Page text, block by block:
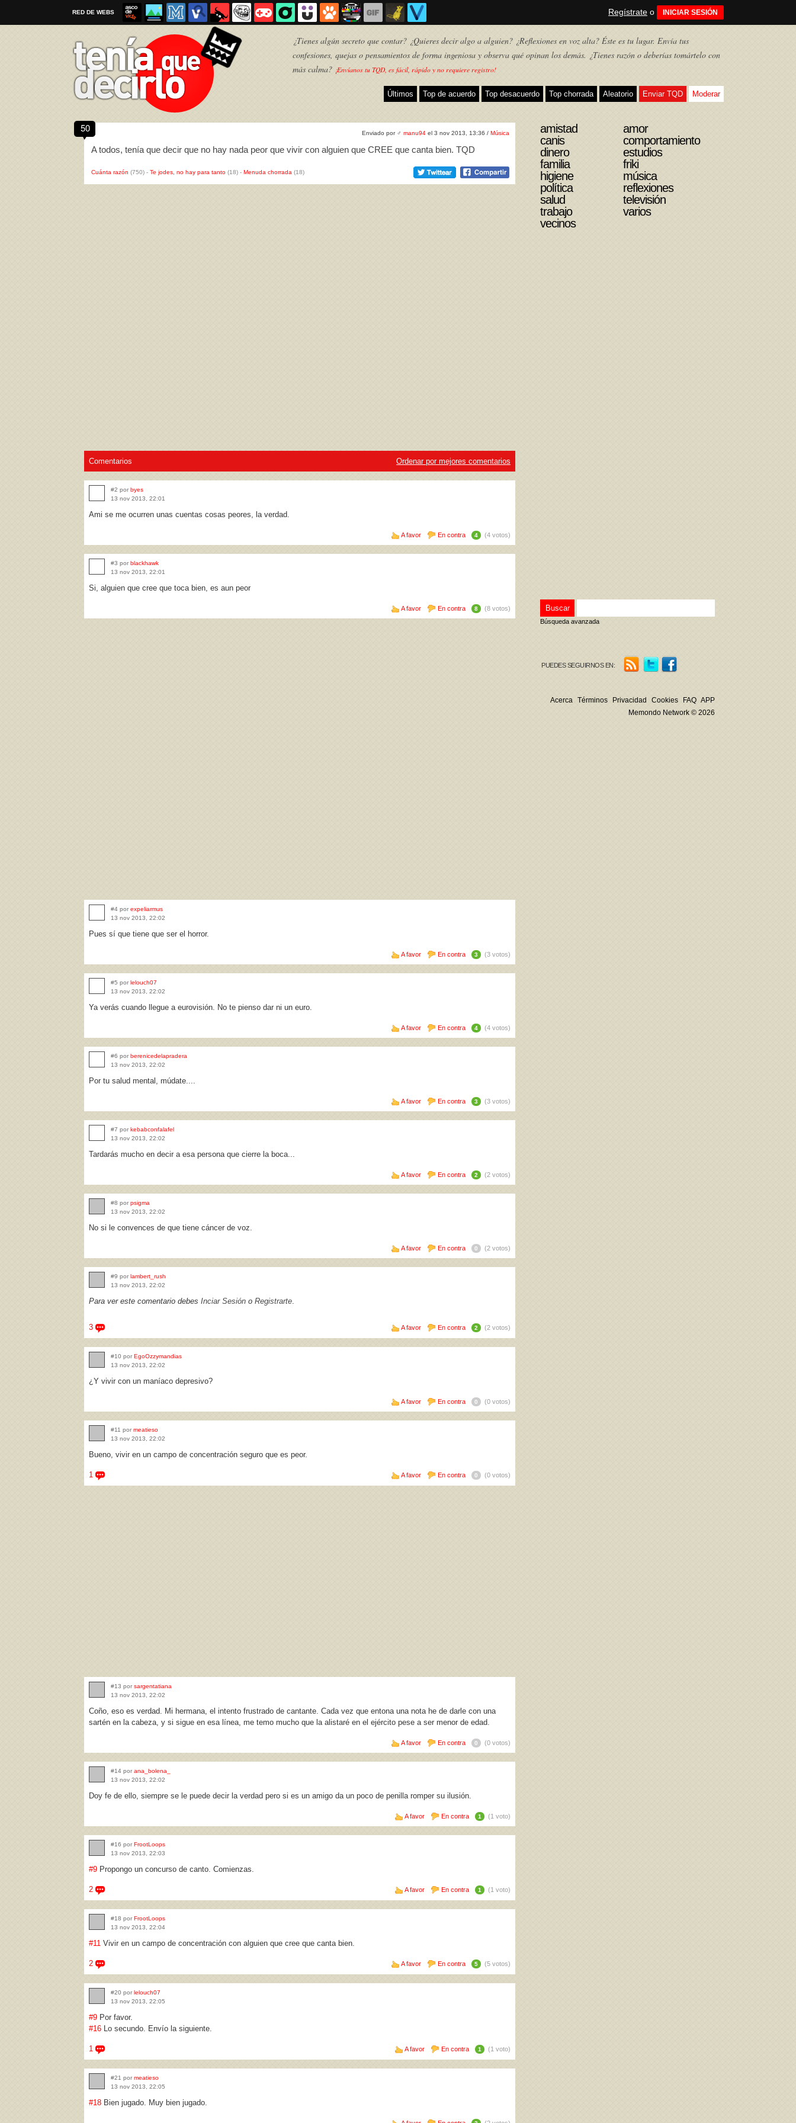
RED DE WEBS Regístrate o INICIAR SESIÓN
¿Tienes algún secreto que contar? ¿Quieres decir algo a alguien? ¿Reflexiones en voz alta? Éste es tu lugar. Envía tus
confesiones, quejas o pensamientos de forma ingeniosa y observa qué opinan los demás. ¿Tienes razón o deberías tomártelo con
más calma? ¡Envíanos tu TQD, es fácil, rápido y no requiere registro!
Últimos Top de acuerdo Top desacuerdo Top chorrada Aleatorio Enviar TQD Moderar
50 Enviado por ♂ manu94 el 3 nov 2013, 13:36 / Música
A todos, tenía que decir que no hay nada peor que vivir con alguien que CREE que canta bien. TQD
Cuánta razón (750) - Te jodes, no hay para tanto (18) - Menuda chorrada (18)
Comentarios Ordenar por mejores comentarios
#2 por byes
13 nov 2013, 22:01
Ami se me ocurren unas cuentas cosas peores, la verdad.
A favor En contra 4 (4 votos)
#3 por blackhawk
13 nov 2013, 22:01
Si, alguien que cree que toca bien, es aun peor
A favor En contra 8 (8 votos)
#4 por expeliarmus
13 nov 2013, 22:02
Pues sí que tiene que ser el horror.
A favor En contra 3 (3 votos)
#5 por lelouch07
13 nov 2013, 22:02
Ya verás cuando llegue a eurovisión. No te pienso dar ni un euro.
A favor En contra 4 (4 votos)
#6 por berenicedelapradera
13 nov 2013, 22:02
Por tu salud mental, múdate....
A favor En contra 3 (3 votos)
#7 por kebabconfalafel
13 nov 2013, 22:02
Tardarás mucho en decir a esa persona que cierre la boca...
A favor En contra 2 (2 votos)
#8 por psigma
13 nov 2013, 22:02
No si le convences de que tiene cáncer de voz.
A favor En contra 0 (2 votos)
#9 por lambert_rush
13 nov 2013, 22:02
Para ver este comentario debes Inciar Sesión o Registrarte.
3 A favor En contra 2 (2 votos)
#10 por EgoOzzymandias
13 nov 2013, 22:02
¿Y vivir con un maníaco depresivo?
A favor En contra 0 (0 votos)
#11 por meatieso
13 nov 2013, 22:02
Bueno, vivir en un campo de concentración seguro que es peor.
1 A favor En contra 0 (0 votos)
#13 por sargentatiana
13 nov 2013, 22:02
Coño, eso es verdad. Mi hermana, el intento frustrado de cantante. Cada vez que entona una nota he de darle con una
sartén en la cabeza, y si sigue en esa línea, me temo mucho que la alistaré en el ejército pese a ser menor de edad.
A favor En contra 0 (0 votos)
#14 por ana_bolena_
13 nov 2013, 22:02
Doy fe de ello, siempre se le puede decir la verdad pero si es un amigo da un poco de penilla romper su ilusión.
A favor En contra 1 (1 voto)
#16 por FrootLoops
13 nov 2013, 22:03
#9 Propongo un concurso de canto. Comienzas.
2 A favor En contra 1 (1 voto)
#18 por FrootLoops
13 nov 2013, 22:04
#11 Vivir en un campo de concentración con alguien que cree que canta bien.
2 A favor En contra 5 (5 votos)
#20 por lelouch07
13 nov 2013, 22:05
#9 Por favor.
#16 Lo secundo. Envío la siguiente.
1 A favor En contra 1 (1 voto)
#21 por meatieso
13 nov 2013, 22:05
#18 Bien jugado. Muy bien jugado.
amistad
amor
canis
comportamiento
dinero
estudios
familia
friki
higiene
música
política
reflexiones
salud
televisión
trabajo
varios
vecinos
Búsqueda avanzada
PUEDES SEGUIRNOS EN:
Acerca Términos Privacidad Cookies FAQ APP
Memondo Network © 2026